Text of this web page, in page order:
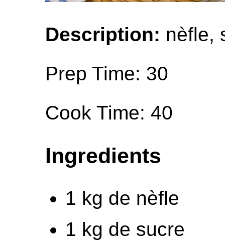
Description: nèfle,
Prep Time: 30
Cook Time: 40
Ingredients
1 kg de nèfle
1 kg de sucre